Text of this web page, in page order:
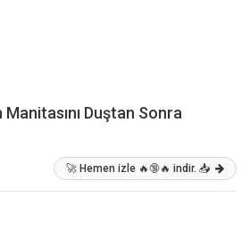
Duştan Sonra
🚀 Hemen izle 🔥🔞🔥 indir. 📥